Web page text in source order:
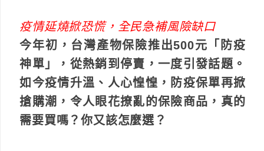
疫情延燒掀恐慌，全民急補風險缺口
今年初，台灣產物保險推出500元「防疫
神單」，從熱銷到停賣，一度引發話題。
如今疫情升溫、人心惶惶，防疫保單再掀
搶購潮，令人眼花撩亂的保險商品，真的
需要買嗎？你又該怎麼選？